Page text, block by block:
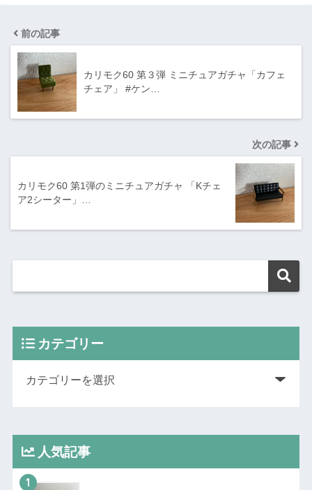
前の記事
カリモク60 第３弾 ミニチュアガチャ「カフェ
チェア」 #ケン…
次の記事
カリモク60 第1弾のミニチュアガチャ 「Kチェ
ア2シーター」…
カテゴリー
人気記事
1